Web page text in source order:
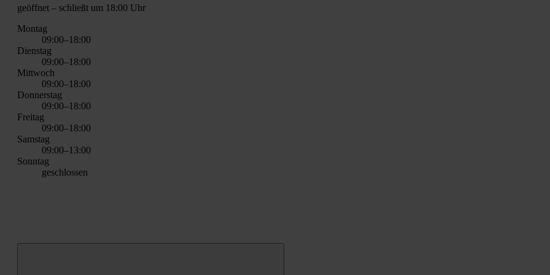
geöff­net – schließt um 18:00 Uhr
Mon­tag
09:00–18:00
Diens­tag
09:00–18:00
Mitt­woch
09:00–18:00
Don­ners­tag
09:00–18:00
Frei­tag
09:00–18:00
Sams­tag
09:00–13:00
Sonn­tag
geschlos­sen